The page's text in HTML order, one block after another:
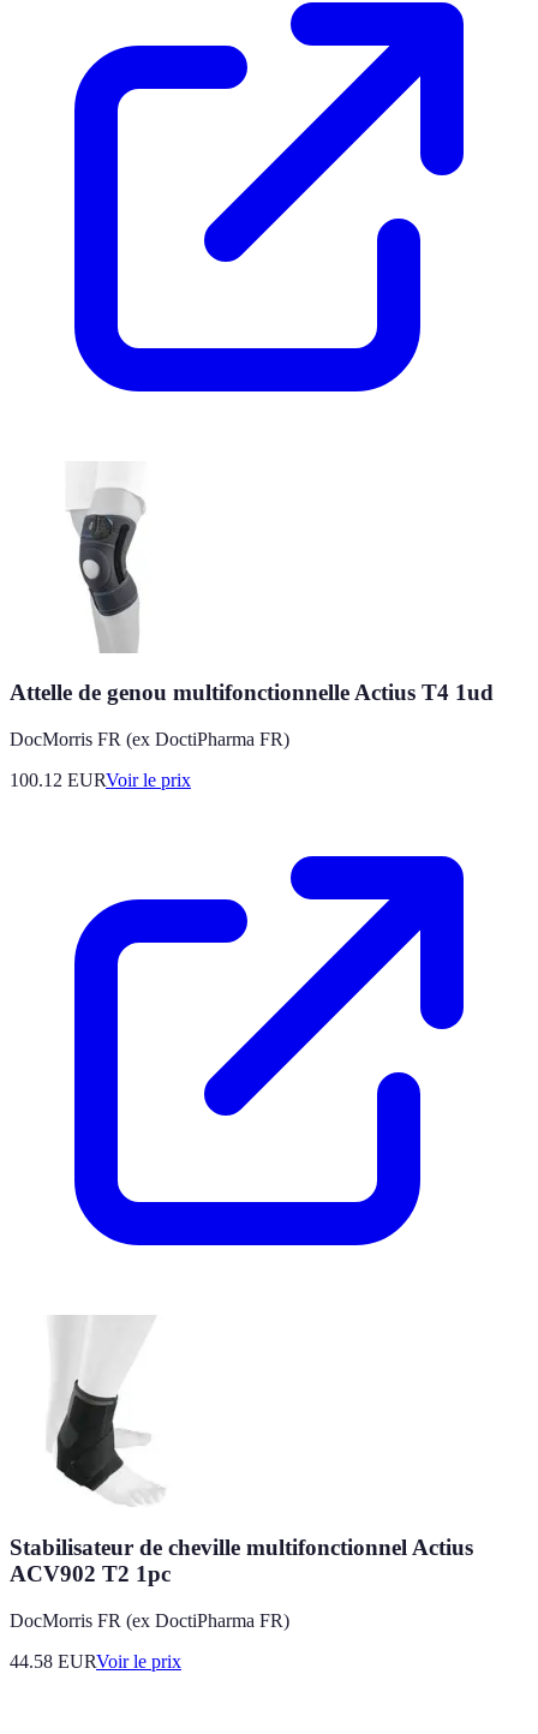
Attelle de genou multifonctionnelle Actius T4 1ud
DocMorris FR (ex DoctiPharma FR)
100.12 EURVoir le prix
Stabilisateur de cheville multifonctionnel Actius
ACV902 T2 1pc
DocMorris FR (ex DoctiPharma FR)
44.58 EURVoir le prix